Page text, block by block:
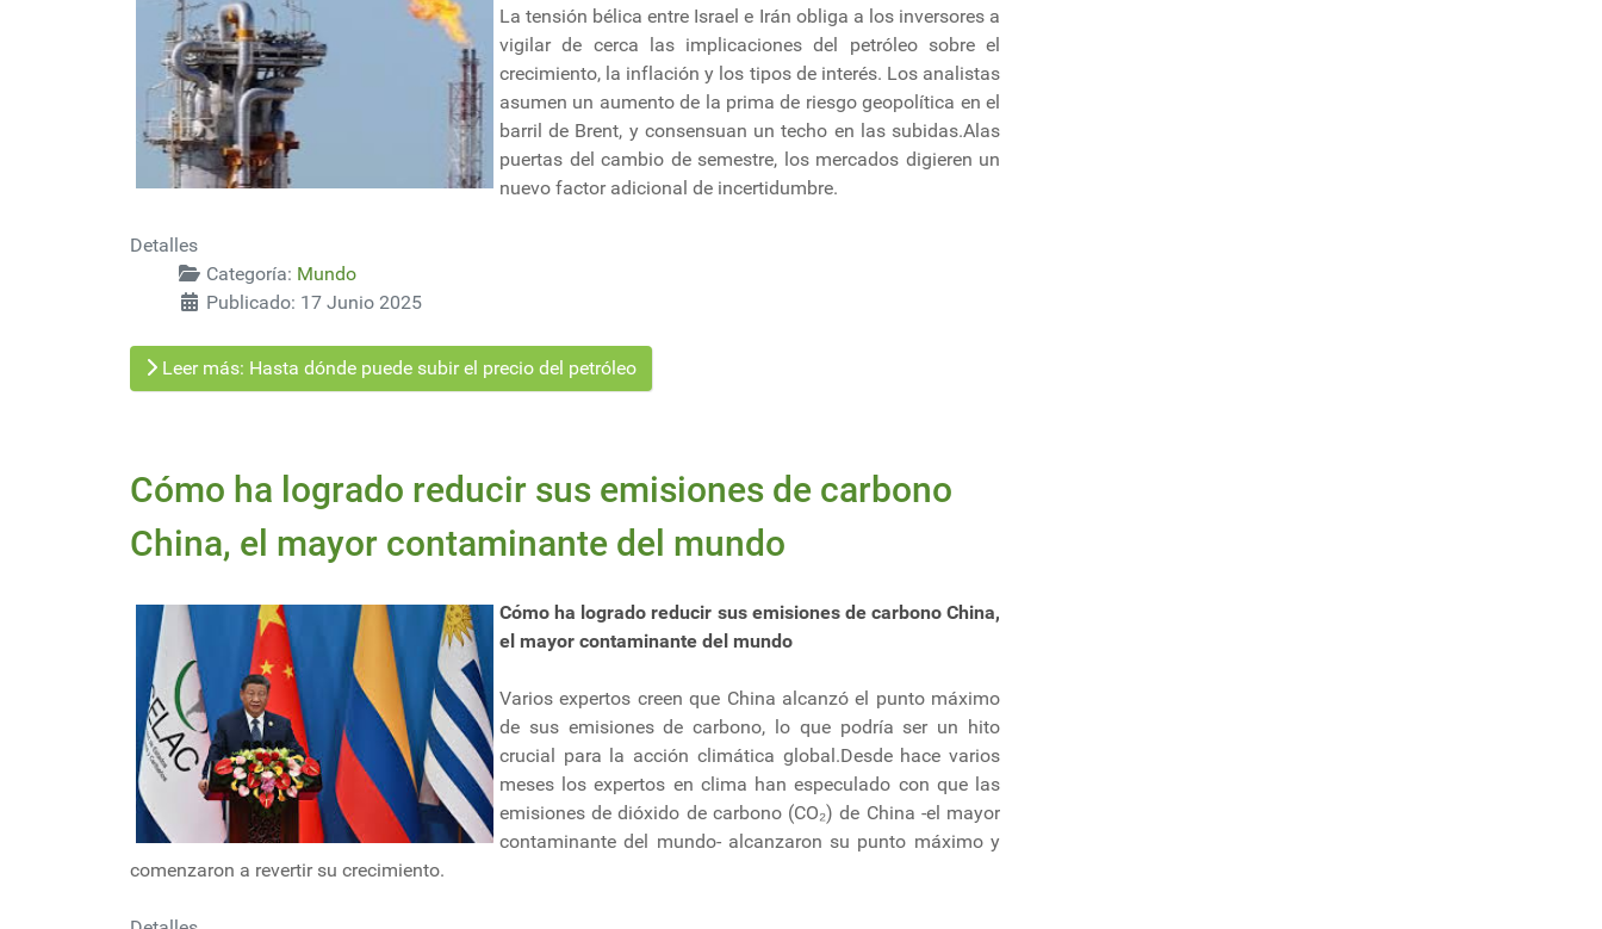
La tensión bélica entre Israel e Irán obliga a los inversores a
vigilar de cerca las implicaciones del petróleo sobre el
crecimiento, la inflación y los tipos de interés. Los analistas
asumen un aumento de la prima de riesgo geopolítica en el
barril de Brent, y consensuan un techo en las subidas.Alas
puertas del cambio de semestre, los mercados digieren un
nuevo factor adicional de incertidumbre.
Detalles
Categoría: Mundo
Publicado: 17 Junio 2025
Leer más: Hasta dónde puede subir el precio del petróleo
Cómo ha logrado reducir sus emisiones de carbono
China, el mayor contaminante del mundo
Cómo ha logrado reducir sus emisiones de carbono China,
el mayor contaminante del mundo
Varios expertos creen que China alcanzó el punto máximo
de sus emisiones de carbono, lo que podría ser un hito
crucial para la acción climática global.Desde hace varios
meses los expertos en clima han especulado con que las
emisiones de dióxido de carbono (CO₂) de China -el mayor
contaminante del mundo- alcanzaron su punto máximo y
comenzaron a revertir su crecimiento.